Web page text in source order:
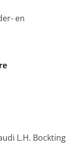
en
L.H. Bockting